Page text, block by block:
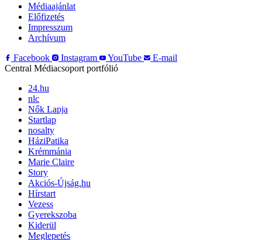
Médiaajánlat
Előfizetés
Impresszum
Archívum
Facebook
Instagram YouTube
E-mail
Central Médiacsoport portfólió
24.hu
nlc
Nők Lapja
Startlap
nosalty
HáziPatika
Krémmánia
Marie Claire
Story
Akciós-Újság.hu
Hírstart
Vezess
Gyerekszoba
Kiderül
Meglepetés